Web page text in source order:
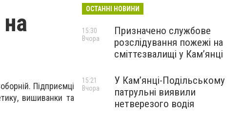
Підприємці
вишиванки та
ОСТАННІ НОВИНИ
Призначено службове
розслідування пожежі на
сміттєзвалищі у Кам’янці
15:30
Вчора
У Кам’янці-Подільському
патрульні виявили
нетверезого водія
15:21
Вчора